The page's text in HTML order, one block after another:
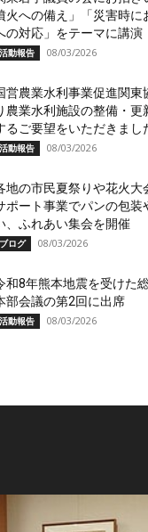
火への備え」「災害時に
の対応」をテーマに講演
活動報告 08/03/2026
営農業水利事業促進関東
農業水利施設の整備・更
るご要望をいただきまし
活動報告 08/03/2026
地の市民夏祭りや花火大
ポート事業でパンの包装
、ふれあい集会を開催
ブログ 08/03/2026
和8年熊本地震を受けた
部会議の第2回に出席
活動報告 08/03/2026